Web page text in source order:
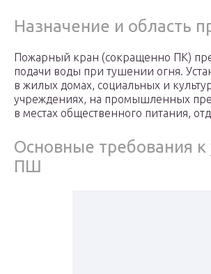
Назначение и область
Пожарный кран (сокращенно ПК)
подачи воды при тушении огня.
в жилых домах, социальных и
учреждениях, на промышленных
в местах общественного питания,
Основные требования к
ПШ